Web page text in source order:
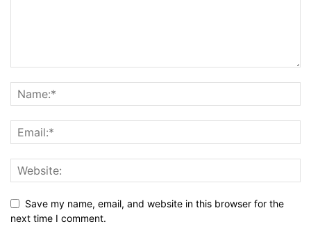
Save my name, email, and website in this browser for the
next time I comment.